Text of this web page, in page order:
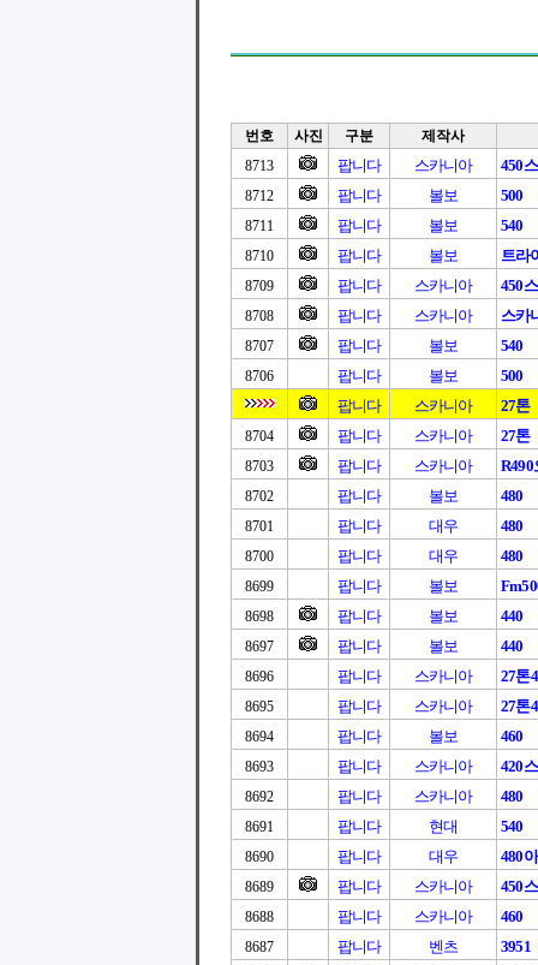
번호 사진 구분
제작사
8713
팝니다 스카니아 450
8712 팝니다 볼보 500
8711 팝니다 볼보 540
8710 팝니다 볼보 트라
8709 팝니다 스카니아 450
8708 팝니다 스카니아 스카
8707 팝니다 볼보 540
8706 팝니다 볼보
500
팝니다
스카니아 27톤
8704 팝니다 스카니아 27톤
8703 팝니다 스카니아 R490
8702 팝니다 볼보 480
8701 팝니다 대우 480
8700 팝니다 대우 480
8699 팝니다 볼보
8698 팝니다 볼보 440
8697 팝니다 볼보 440
8696 팝니다 스카니아 27톤
8695 팝니다 스카니아 27톤
8694 팝니다 볼보 460
8693 팝니다 스카니아 420
8692 팝니다 스카니아 480
8691 팝니다 현대 540
8690 팝니다 대우 480
8689 팝니다 스카니아 450
8688 팝니다 스카니아 460
8687 팝니다 벤츠 3951